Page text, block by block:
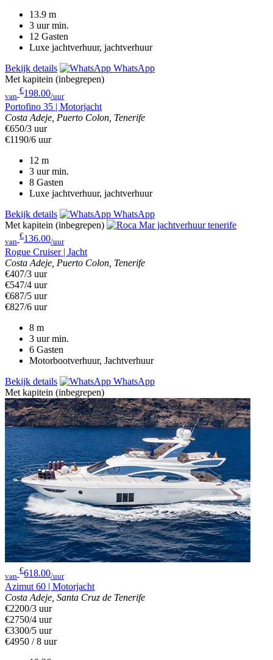
13.9 m
3 uur min.
12 Gasten
Luxe jachtverhuur, jachtverhuur
Bekijk details
WhatsApp
Met kapitein (inbegrepen)
van
€198.00/uur
Portofino 35 | Motorjacht
Costa Adeje, Puerto Colon, Tenerife
€650/3 uur
€1190/6 uur
12 m
3 uur min.
8 Gasten
Luxe jachtverhuur, jachtverhuur
Bekijk details
WhatsApp
Met kapitein (inbegrepen)
van
€136.00/uur
Rogue Cruiser | Jacht
Costa Adeje, Puerto Colon, Tenerife
€407/3 uur
€547/4 uur
€687/5 uur
€827/6 uur
8 m
3 uur min.
6 Gasten
Motorbootverhuur, Jachtverhuur
Bekijk details
WhatsApp
Met kapitein (inbegrepen)
van
€618.00/uur
Azimut 60 | Motorjacht
Costa Adeje, Santa Cruz de Tenerife
€2200/3 uur
€2750/4 uur
€3300/5 uur
€4950 / 8 uur